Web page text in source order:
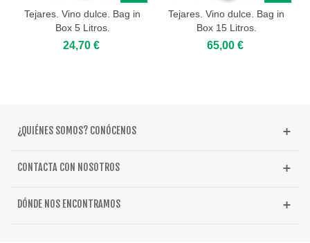
Tejares. Vino dulce. Bag in
Box 5 Litros.
24,70 €
Tejares. Vino dulce. Bag in
Box 15 Litros.
65,00 €
¿QUIÉNES SOMOS? CONÓCENOS
CONTACTA CON NOSOTROS
DÓNDE NOS ENCONTRAMOS